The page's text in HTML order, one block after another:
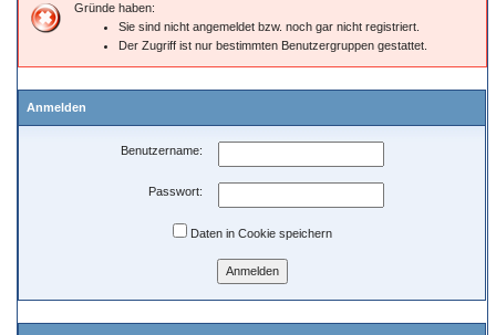
Gründe haben:
Sie sind nicht angemeldet bzw. noch gar nicht registriert.
Der Zugriff ist nur bestimmten Benutzergruppen gestattet.
Anmelden
Benutzername:
Passwort:
Daten in Cookie speichern